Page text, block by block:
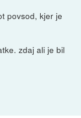
povsod, kjer je
zdaj ali je bil